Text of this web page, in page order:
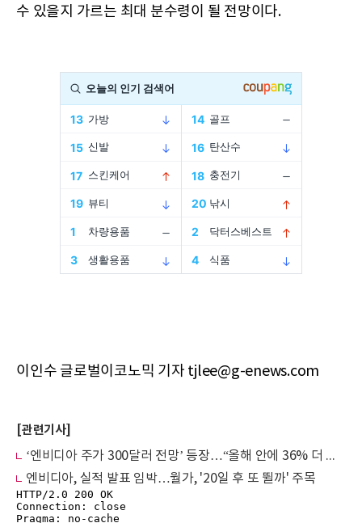
수 있을지 가르는 최대 분수령이 될 전망이다.
이인수 글로벌이코노믹 기자 tjlee@g-enews.com
[관련기사]
‘엔비디아 주가 300달러 전망’ 등장…“올해 안에 36% 더 오른다”
엔비디아, 실적 발표 임박…월가, '20일 후 또 뛸까' 주목